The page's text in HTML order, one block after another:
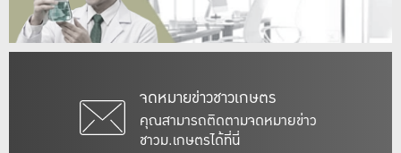
จดหมายข่าวชาวเกษตร
คุณสามารถติดตามจดหมายข่าว
ชาวม.เกษตรได้ที่นี่